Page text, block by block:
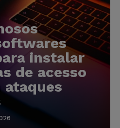
instalar
de acesso